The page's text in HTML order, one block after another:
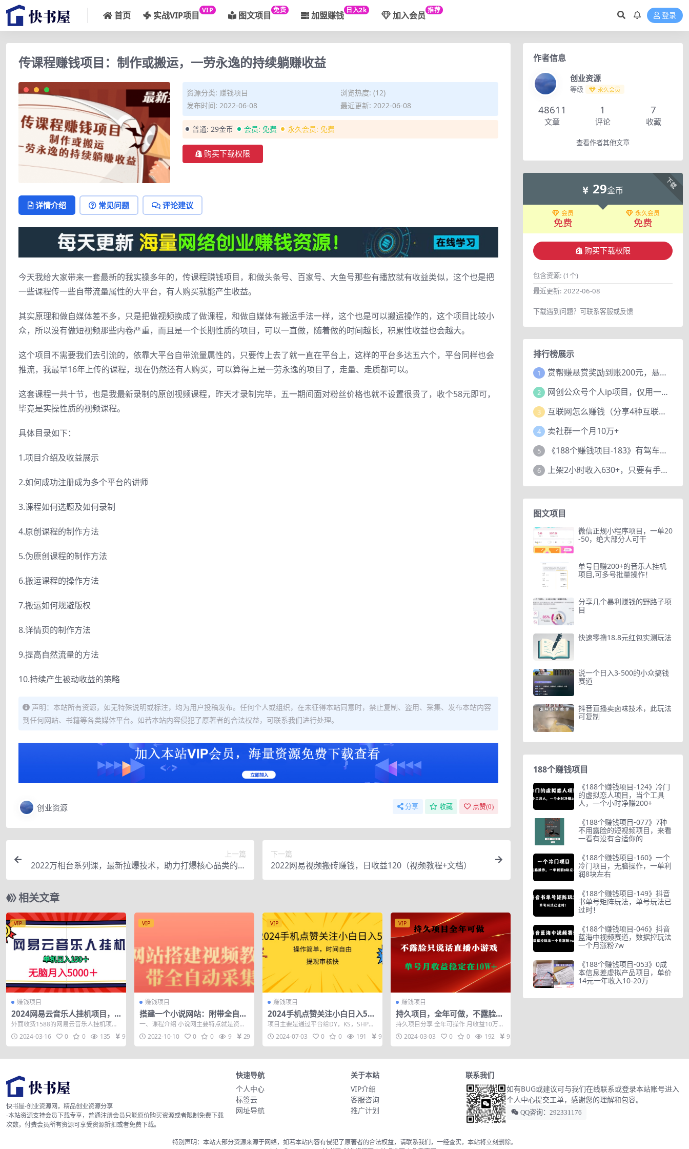
首页 实战VIP项目 VIP 图文项目 免费 加盟赚钱 日入2k 加入会员 推荐
登录
传课程赚钱项目：制作或搬运，一劳永逸的持续躺赚收益
资源分类: 赚钱项目
浏览热度: (12)
发布时间: 2022-06-08
最近更新: 2022-06-08
普通: 29金币 会员: 免费 永久会员: 免费
购买下载权限
详情介绍 常见问题 评论建议
今天我给大家带来一套最新的我实操多年的，传课程赚钱项目，和做头条号、百家号、大鱼号那些有播放就有收益类似，这个也是把
一些课程传一些自带流量属性的大平台，有人购买就能产生收益。
其实原理和做自媒体差不多，只是把做视频换成了做课程，和做自媒体有搬运手法一样，这个也是可以搬运操作的，这个项目比较小
众，所以没有做短视频那些内卷严重，而且是一个长期性质的项目，可以一直做，随着做的时间越长，积累性收益也会越大。
这个项目不需要我们去引流的，依靠大平台自带流量属性的，只要传上去了就一直在平台上，这样的平台多达五六个，平台同样也会
推流，我最早16年上传的课程，现在仍然还有人购买，可以算得上是一劳永逸的项目了，走量、走质都可以。
这套课程一共十节，也是我最新录制的原创视频课程，昨天才录制完毕，五一期间面对粉丝价格也就不设置很贵了，收个58元即可，
毕竟是实操性质的视频课程。
具体目录如下：
1.项目介绍及收益展示
2.如何成功注册成为多个平台的讲师
3.课程如何选题及如何录制
4.原创课程的制作方法
5.伪原创课程的制作方法
6.搬运课程的操作方法
7.搬运如何规避版权
8.详情页的制作方法
9.提高自然流量的方法
10.持续产生被动收益的策略
声明：本站所有资源，如无特殊说明或标注，均为用户投稿发布。任何个人或组织，在未征得本站同意时，禁止复制、盗用、采集、发布本站内容
到任何网站、书籍等各类媒体平台。如若本站内容侵犯了原著者的合法权益，可联系我们进行处理。
创业资源 分享 收藏 点赞(0)
上一篇
2022万相台系列课，最新拉爆技术，助力打爆核心品类的同
时，实现整体增长
下一篇
2022网易视频搬砖赚钱，日收益120（视频教程+文档）
相关文章
VIP
赚钱项目
2024网易云音乐人挂机项目，
单机日入150+，无脑月入5000
+
外面收费1588的网易云音乐人挂机项
目，我这个是最新的玩法，其实非常简
单，原理就...
2024-03-16 0 0 135 9.9
VIP
赚钱项目
搭建一个小说网站：附带全自动
采集 流量来得快、变现容易（搭
建教程+源码)
一、课程介绍 小说网主要特点就是资源
丰富，上万本的小说只是起步，每天还
要保持不断...
2022-10-10 0 0 9 29
VIP
赚钱项目
2024手机点赞关注小白日入500
操作简单提现快
项目主要是通过平台给DY，KS，SHP各
大平台点爱心点关注赚钱，一部手机就
可以操...
2024-07-03 0 0 191 9.9
VIP
赚钱项目
持久项目，全年可做，不露脸直
播小游戏，单号单日收益2500
+以上，无门槛…
持久项目分享 全年可操作 月收益10万左
右，非常稳定 不露脸，不上镜，只说话
就可...2024-03-03 0 0 192 9.9
作者信息
创业资源
等级 永久会员
48611
文章
1
评论
7
收藏
查看作者其他文章
下载
29金币
会员
免费
永久会员
免费
购买下载权限
包含资源: (1个)
最近更新: 2022-06-08
下载遇到问题？可联系客服或反馈
排行榜展示
1 赏帮赚悬赏奖励到账200元，悬赏任务多劳多得，人人可做。
2 网创公众号个人ip项目，仅用一篇文章做到全网引流！
3 互联网怎么赚钱（分享4种互联网赚钱模式）
4 卖社群一个月10万+
5 《188个赚钱项目-183》有驾车评项目，动动小手，复制粘贴赚44元！
6 上架2小时收入630+，只要有手就能做的AI搞钱项目，奶奶看完都能学会!
图文项目
微信正规小程序项目，一单20
-50，绝大部分人可干
单号日赚200+的音乐人挂机
项目,可多号批量操作！
分享几个暴利赚钱的野路子项
目
快速零撸18.8元红包实测玩法
说一个日入3-500的小众搞钱
赛道
抖音直播卖卤味技术，此玩法
可复制
188个赚钱项目
《188个赚钱项目-124》冷门
的虚拟恋人项目，当个工具
人，一个小时净赚200+
《188个赚钱项目-077》7种
不用露脸的短视频项目，来看
一看有没有合适你的
《188个赚钱项目-160》一个
冷门项目，无脑操作，一单利
润8块左右
《188个赚钱项目-149》抖音
书单号矩阵玩法，单号玩法已
过时！
《188个赚钱项目-046》抖音
蓝海中视频赛道，数据控玩法
一个月涨粉7w
《188个赚钱项目-053》0成
本信息差虚拟产品项目，单价
14元一年收入10-20万
快书屋-创业资源网，精品创业资源分享
-本站资源支持会员下载专享，普通注册会员只能原价购买资源或者限制免费下载
次数，付费会员所有资源可享受资源折扣或者免费下载。
快速导航
个人中心
标签云
网址导航
关于本站
VIP介绍
客服咨询
推广计划
联系我们
如有BUG或建议可与我们在线联系或登录本站账号进入
个人中心提交工单，感谢您的理解和包容。
QQ咨询：292331176
特别声明：本站大部分资源来源于网络，如若本站内容有侵犯了原著者的合法权益，请联系我们，一经查实，本站将立刻删除。